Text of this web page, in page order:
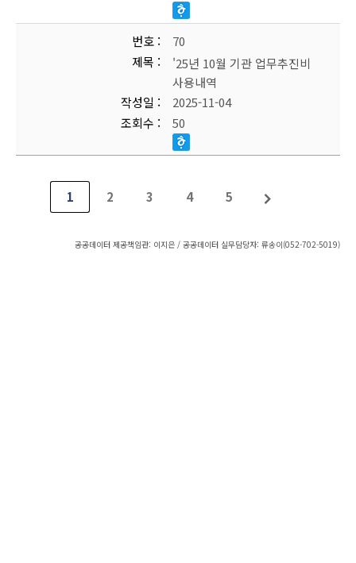
번호
70
제목
'25년 10월 기관 업무추진비
사용내역
작성일
2025-11-04
조회수
50
1 2 3 4 5
공공데이터 제공책임관: 이지은 / 공공데이터 실무담당자: 류송이(052-702-5019)